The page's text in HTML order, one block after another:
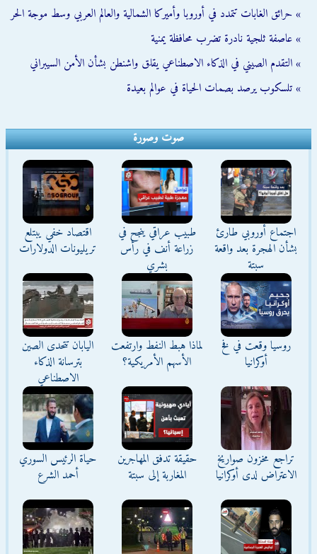
» حرائق الغابات تتمدد في أوروبا وأميركا الشمالية والعالم العربي وسط موجة الحر
» عاصفة ثلجية نادرة تضرب محافظة يمنية
» التقدم الصيني في الذكاء الاصطناعي يقلق واشنطن بشأن الأمن السيبراني
» تلسكوب يرصد بصمات الحياة في عوالم بعيدة
صوت وصورة
اجتماع أوروبي طارئ
بشأن الهجرة بعد واقعة
سبتة
طبيب عراقي ينجح في
زراعة أنف في رأس
بشري
اقتصاد خفي يبتلع
تريليونات الدولارات
روسيا وقعت في فخ
أوكرانيا
لماذا هبط النفط وارتفعت
الأسهم الأمريكية؟
اليابان تتحدى الصين
بترسانة الذكاء
الاصطناعي
تراجع مخزون صواريخ
الاعتراض لدى أوكرانيا
حقيقة تدفق المهاجرين
المغاربة إلى سبتة
حياة الرئيس السوري
أحمد الشرع